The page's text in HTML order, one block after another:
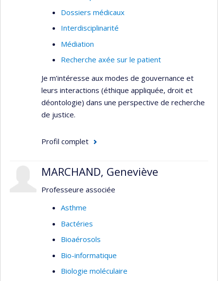
Dossiers médicaux
Interdisciplinarité
Médiation
Recherche axée sur le patient
Je m’intéresse aux modes de gouvernance et
leurs interactions (éthique appliquée, droit et
déontologie) dans une perspective de recherche
de justice.
Profil complet
MARCHAND, Geneviève
Professeure associée
Asthme
Bactéries
Bioaérosols
Bio-informatique
Biologie moléculaire